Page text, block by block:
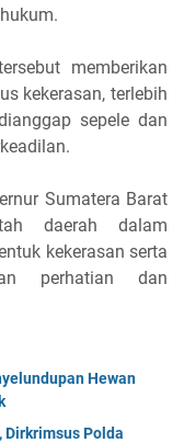
memberikan
kekerasan, terlebih
sepele dan
Sumatera Barat
daerah dalam
kekerasan serta
perhatian dan
Hewan
Dirkrimsus Polda